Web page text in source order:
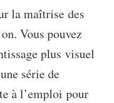
la maîtrise des
Vous pouvez
plus visuel
série de
à l’emploi pour